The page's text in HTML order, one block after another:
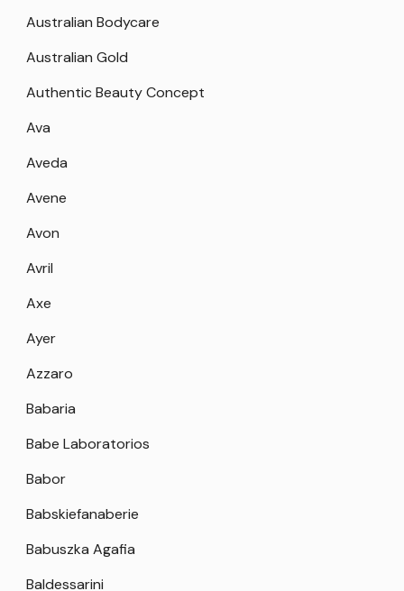
Australian Bodycare
Australian Gold
Authentic Beauty Concept
Ava
Aveda
Avene
Avon
Avril
Axe
Ayer
Azzaro
Babaria
Babe Laboratorios
Babor
Babskiefanaberie
Babuszka Agafia
Baldessarini